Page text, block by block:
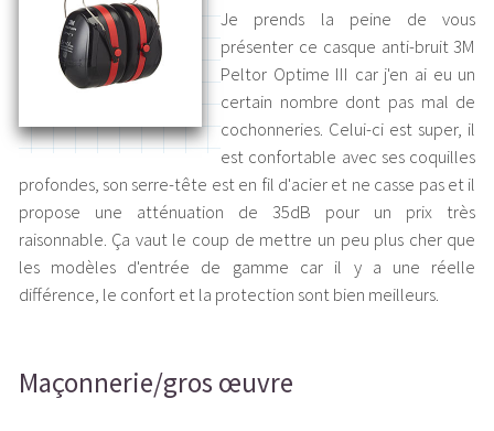
Je prends la peine de vous
présenter ce casque anti-bruit 3M
Peltor Optime III car j'en ai eu un
certain nombre dont pas mal de
cochonneries. Celui-ci est super, il
est confortable avec ses coquilles
profondes, son serre-tête est en fil d'acier et ne casse pas et il
propose une atténuation de 35dB pour un prix très
raisonnable. Ça vaut le coup de mettre un peu plus cher que
les modèles d'entrée de gamme car il y a une réelle
différence, le confort et la protection sont bien meilleurs.
Maçonnerie/gros œuvre